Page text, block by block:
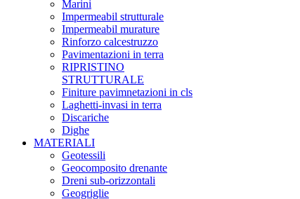
Marini
Impermeabil strutturale
Impermeabil murature
Rinforzo calcestruzzo
Pavimentazioni in terra
RIPRISTINO
STRUTTURALE
Finiture pavimnetazioni in cls
Laghetti-invasi in terra
Discariche
Dighe
MATERIALI
Geotessili
Geocomposito drenante
Dreni sub-orizzontali
Geogriglie